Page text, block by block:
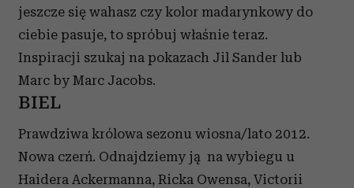
jeszcze się wahasz czy kolor madarynkowy do
ciebie pasuje, to spróbuj właśnie teraz.
Inspiracji szukaj na pokazach Jil Sander lub
Marc by Marc Jacobs.
BIEL
Prawdziwa królowa sezonu wiosna/lato 2012.
Nowa czerń. Odnajdziemy ją na wybiegu u
Haidera Ackermanna, Ricka Owensa, Victorii